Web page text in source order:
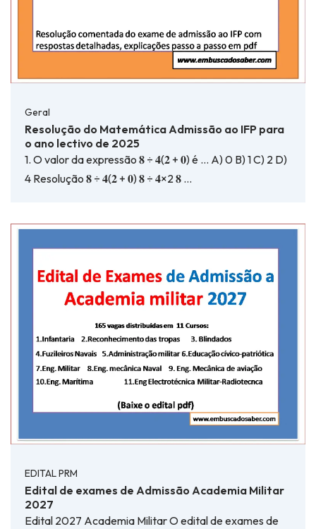
Geral
Resolução do Matemática Admissão ao IFP para
o ano lectivo de 2025
1. O valor da expressão 𝟖 ÷ 𝟒(𝟐 + 𝟎) é … A) 0 B) 1 C) 2 D)
4 Resolução 𝟖 ÷ 𝟒(𝟐 + 𝟎) 𝟖 ÷ 𝟒×2 𝟖 …
EDITAL PRM
Edital de exames de Admissão Academia Militar
2027
Edital 2027 Academia Militar O edital de exames de